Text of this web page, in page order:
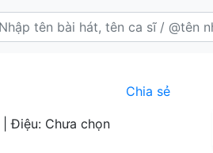
Chia sẻ
| Điệu: Chưa chọn